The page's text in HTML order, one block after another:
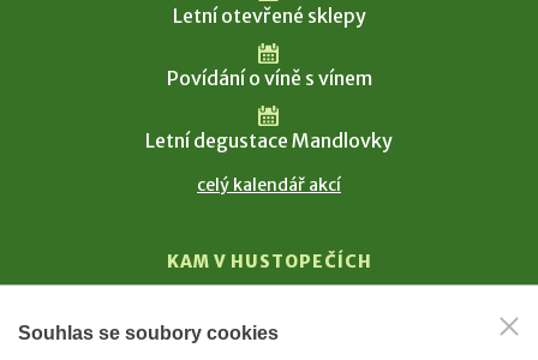
Letní otevřené sklepy
Povídání o víně s vínem
Letní degustace Mandlovky
celý kalendář akcí
KAM V HUSTOPEČÍCH
T. G. Masaryk
Souhlas se soubory cookies